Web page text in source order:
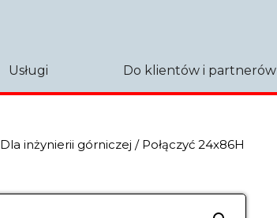
Usługi Do klientów i partnerów
Dla inżynierii górniczej / Połączyć 24x86H